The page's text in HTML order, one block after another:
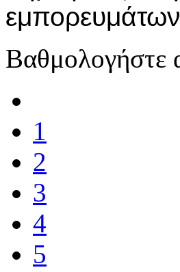
Βαθμολογήστε
1
2
3
4
5